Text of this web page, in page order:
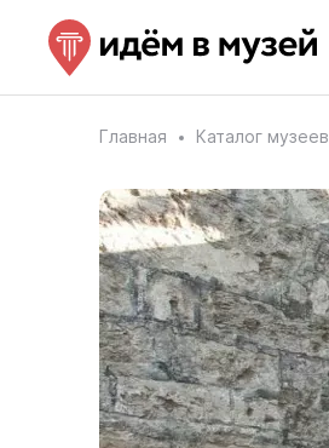
Главная Каталог музеев